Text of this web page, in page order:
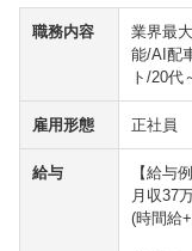
職務内容
業界最
能/AI配
ト/20代
雇用形態 正社員
給与
【給与例
月収37
(時間給